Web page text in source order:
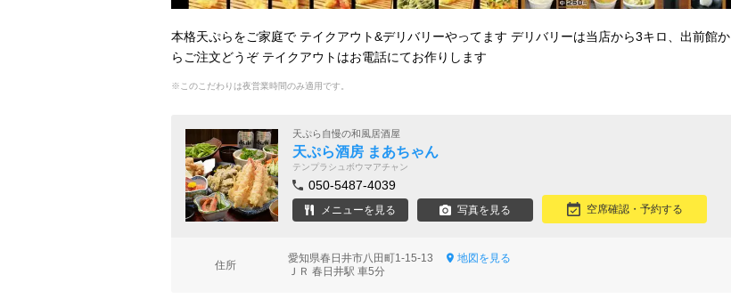
本格天ぷらをご家庭で テイクアウト&デリバリーやってます デリバリーは当店から3キロ、出前館か
らご注文どうぞ テイクアウトはお電話にてお作りします
※このこだわりは夜営業時間のみ適用です。
天ぷら自慢の和風居酒屋
天ぷら酒房 まあちゃん
テンプラシュボウマアチャン
050-5487-4039
メニューを見る 写真を見る 空席確認・予約する
住所
愛知県春日井市八田町1-15-13
地図を見る
ＪＲ 春日井駅 車5分